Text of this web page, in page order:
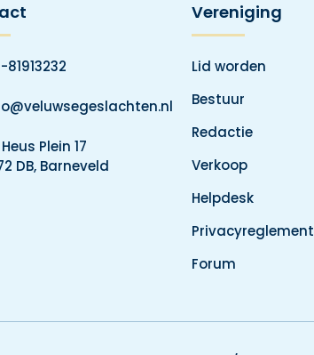
81913232
Plein 17
DB, Barneveld
Vereniging
Lid worden
Bestuur
Redactie
Verkoop
Helpdesk
Privacyreglement
Forum